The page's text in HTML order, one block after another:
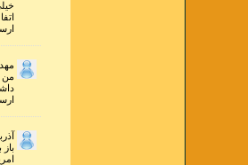
ارسال
من
ارسال